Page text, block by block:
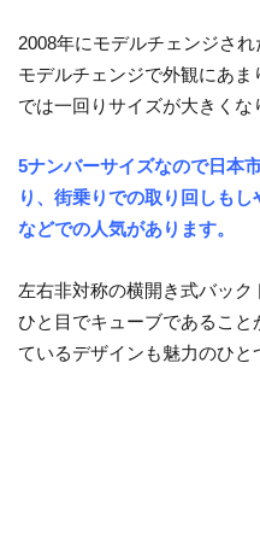
2008年にモデルチェンジさ
モデルチェンジで外観にあ
では一回りサイズが大きくな
5ナンバーサイズなので日本
り、街乗りでの取り回しも
などでの人気があります。
左右非対称の横開き式バック
ひと目でキューブであるこ
ているデザインも魅力のひと